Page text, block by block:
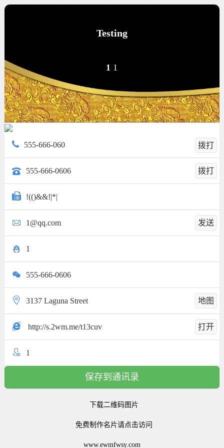
Testing
1 1
拨打
555-666-060
拨打
555-666-0606
!(()&&!|*|
发送
1@qq.com
1
555-666-0606
地图
3137 Laguna Street
打开
http://s.2wm.me/t13cuv
1
保存到通讯录
下载二维码图片
免费制作名片请点击访问
www.ewmfwsy.com